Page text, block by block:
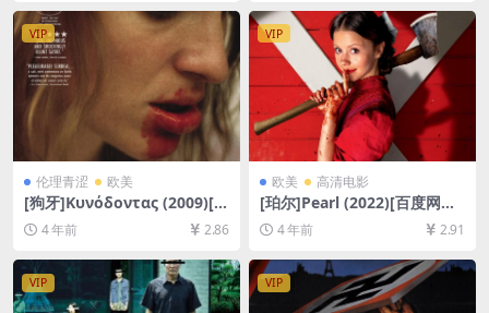
[MP4/6.6GB][中文字幕]
VIP
伦理青涩 欧美
[狗牙]Κυνόδοντας (2009)[百
度网盘+夸克网盘1080P超清
未删减资源][网盘在线播放/下
载][MP4/6.3GB][中文字幕]
4 年前 2.86
VIP
欧美 高清电影
[珀尔]Pearl (2022)[百度网盘
+迅雷云盘资源1080P超清未
删减][MP4/6.6GB][中英字幕]
4 年前 2.91
VIP VIP